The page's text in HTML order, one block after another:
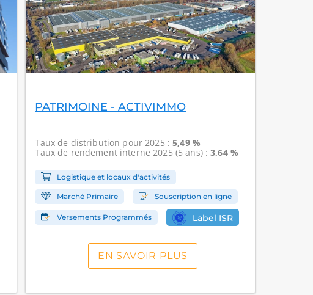
PATRIMOINE - ACTIVIMMO
Taux de distribution pour 2025 :5,49 %
Taux de rendement interne2025 (5 ans) :3,64 %
Logistique et locaux d'activités
Marché Primaire Souscription en ligne
Versements Programmés Label ISR
EN SAVOIR PLUS